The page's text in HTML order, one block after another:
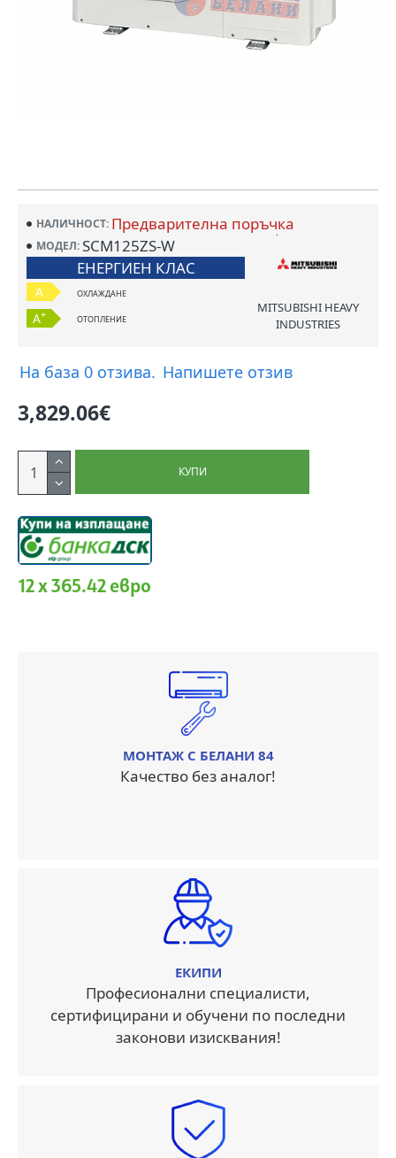
НАЛИЧНОСТ: Предварителна поръчка
МОДЕЛ:SCM125ZS-W
ЕНЕРГИЕН КЛАС
A ОХЛАЖДАНЕ
A+ ОТОПЛЕНИЕ
MITSUBISHI HEAVY
INDUSTRIES
На база 0 отзива. Напишете отзив
3,829.06€
КУПИ
12 x 365.42 евро
МОНТАЖ С БЕЛАНИ 84
Качество без аналог!
ЕКИПИ
Професионални специалисти,
сертифицирани и обучени по последни
законови изисквания!